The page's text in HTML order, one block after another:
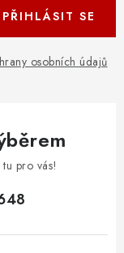
osobních údajů
PŘIHLÁSIT SE
pro vás!